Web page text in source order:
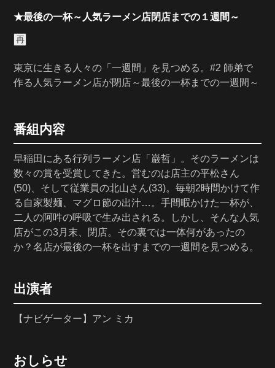
★最後の一杯～人気ラーメン店閉店までの１週間～
再
東京に生きる人々の「一週間」を見つめる。#2 師弟で
作る人気ラーメン店が閉店～最後の一杯までの一週間～
番組内容
早稲田にある行列ラーメン店「巌哲」。そのラーメンは
数々の賞を受賞してきた。営むのは店主の平松さん
(50)、そして従業員の北山さん(33)。毎朝2時間かけて作
る自家製麺、マグロ節の出汁…。手間暇かけた一杯が、
二人の阿吽の呼吸で生み出される。しかし、そんな人気
店がこの3月末、閉店。その裏では一体何があったの
か？名店が最後の一杯を出すまでの一週間を見つめる。
出演者
【ナビゲーター】アン ミカ
おしらせ